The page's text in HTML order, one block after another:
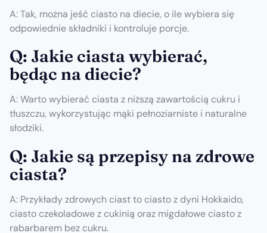
A: Tak, można jeść ciasto na diecie, o ile wybiera się
odpowiednie składniki i kontroluje porcje.
Q: Jakie ciasta wybierać,
będąc na diecie?
A: Warto wybierać ciasta z niższą zawartością cukru i
tłuszczu, wykorzystując mąki pełnoziarniste i naturalne
słodziki.
Q: Jakie są przepisy na zdrowe
ciasta?
A: Przykłady zdrowych ciast to ciasto z dyni Hokkaido,
ciasto czekoladowe z cukinią oraz migdałowe ciasto z
rabarbarem bez cukru.